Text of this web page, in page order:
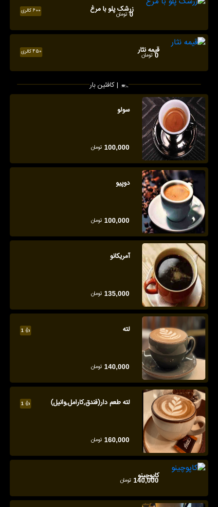
600 کالری زرشک پلو با مرغ
0 تومان
450 کالری قیمه نثار
0 تومان
کافئین بار |
سولو
100,000 تومان
دوپیو
100,000 تومان
آمریکانو
135,000 تومان
👍
1 لته
140,000 تومان
👍
1 لته طعم دار(فندق,کارامل,وانیل)
160,000 تومان
کاپوچینو
140,000 تومان